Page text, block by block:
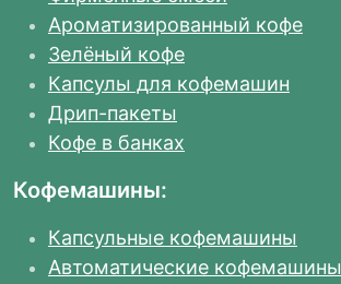
Ароматизированный кофе
Зелёный кофе
Капсулы для кофемашин
Дрип-пакеты
Кофе в банках
Кофемашины:
Капсульные кофемашины
Автоматические кофемашины